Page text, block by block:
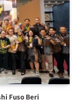
Fuso Beri